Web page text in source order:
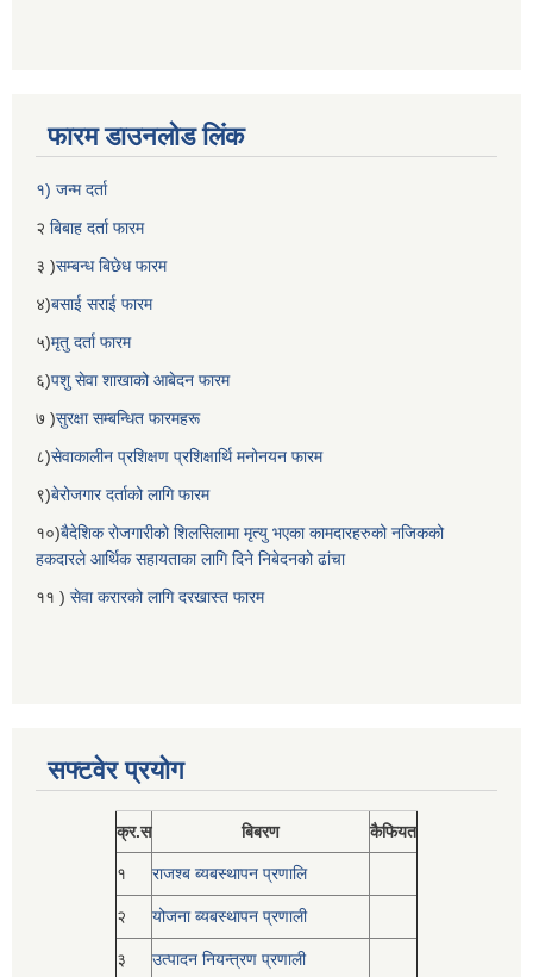
फारम डाउनलोड लिंक
१) जन्म दर्ता
२ बिबाह दर्ता फारम
३ )सम्बन्ध बिछेध फारम
४)बसाई सराई फारम
५)मृतु दर्ता फारम
६)पशु सेवा शाखाको आबेदन फारम
७ )सुरक्षा सम्बन्धित फारमहरू
८)सेवाकालीन प्रशिक्षण प्रशिक्षार्थि मनोनयन फारम
९)बेरोजगार दर्ताको लागि फारम
१०)बैदेशिक रोजगारीको शिलसिलामा मृत्यु भएका कामदारहरुको नजिकको
हकदारले आर्थिक सहायताका लागि दिने निबेदनको ढांचा
११ ) सेवा करारको लागि दरखास्त फारम
सफ्टवेर प्रयोग
क्र.स बिबरण कैफियत
१ राजश्ब ब्यबस्थापन प्रणालि
२ योजना ब्यबस्थापन प्रणाली
३ उत्पादन नियन्त्रण प्रणाली